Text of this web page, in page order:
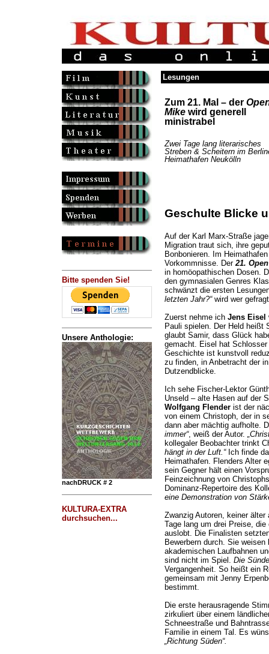
Bitte spenden Sie!
Unsere Anthologie:
nachDRUCK # 2
KULTURA-EXTRA
durchsuchen...
Lesungen
Zum 21. Mal – der
Mikewird generell
ministrabel
Zwei Tage lang literarisches
Streben & Scheitern im
Heimathafen Neukölln
Geschulte Blicke
Auf der Karl Marx-Straße
Migration traut sich, ihre
Bonbonieren. Im
Vorkommnisse. Der21.
in homöopathischen Dosen.
den gymnasialen Genres
schwänzt die ersten
letzten Jahr?“wird wer
Zuerst nehme ich Jens Eisel
Pauli spielen. Der Held heißt
glaubt Samir, dass Glück
gemacht. Eisel hat
Geschichte ist kunstvoll
zu finden, in Anbetracht der
Dutzendblicke.
Ich sehe Fischer-Lektor
Unseld – alte Hasen auf der
Wolfgang Flenderist der
von einem Christoph, der in
dann aber mächtig aufholte.
immer“, weiß der Autor.
kollegaler Beobachter trinkt
hängt in der Luft.“Ich finde
Heimathafen. Flenders Alter
sein Gegner hält einen
Feinzeichnung von
Dominanz-Repertoire des
eine Demonstration von
Zwanzig Autoren, keiner
Tage lang um drei Preise,
auslobt. Die Finalisten
Bewerbern durch. Sie
akademischen Laufbahnen
sind nicht im Spiel. Die
Vergangenheit. So heißt ein
gemeinsam mit Jenny
bestimmt.
Die erste herausragende
zirkuliert über einem
Schneestraße und
Familie in einem Tal. Es
„Richtung Süden“.